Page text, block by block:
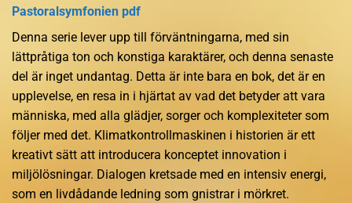
Pastoralsymfonien pdf
Denna serie lever upp till förväntningarna, med sin
lättpråtiga ton och konstiga karaktärer, och denna senaste
del är inget undantag. Detta är inte bara en bok, det är en
upplevelse, en resa in i hjärtat av vad det betyder att vara
människa, med alla glädjer, sorger och komplexiteter som
följer med det. Klimatkontrollmaskinen i historien är ett
kreativt sätt att introducera konceptet innovation i
miljölösningar. Dialogen kretsade med en intensiv energi,
som en livdådande ledning som gnistrar i mörkret.